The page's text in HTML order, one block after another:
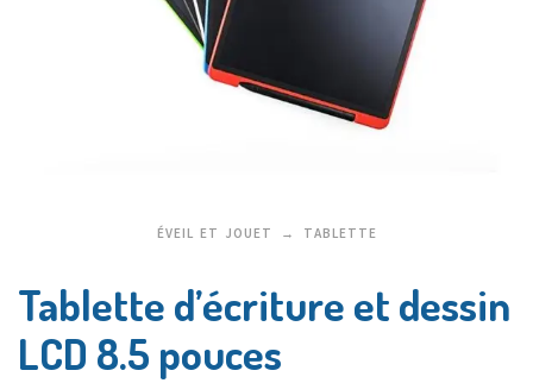
ÉVEIL ET JOUET TABLETTE
Tablette d’écriture et dessin
LCD 8.5 pouces